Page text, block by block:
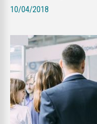
10/04/2018